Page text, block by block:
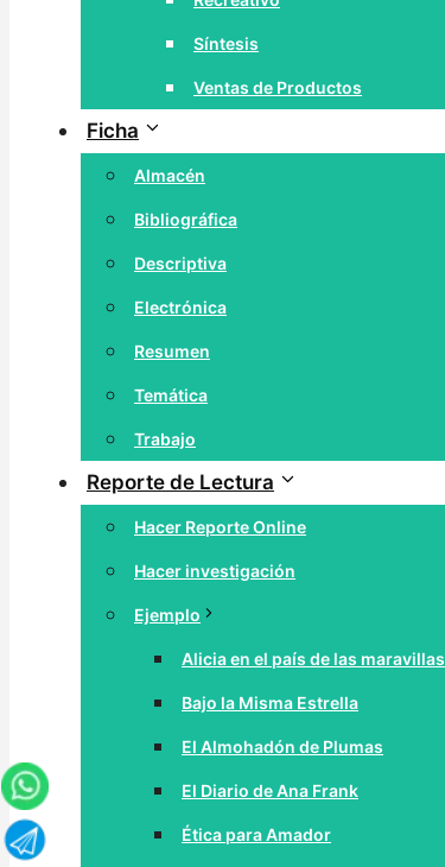
Síntesis
Ventas de Productos
Ficha
Almacén
Bibliográfica
Descriptiva
Electrónica
Resumen
Temática
Trabajo
Reporte de Lectura
Hacer Reporte Online
Hacer investigación
Ejemplo
Alicia en el país de las maravillas
Bajo la Misma Estrella
El Almohadón de Plumas
El Diario de Ana Frank
Ética para Amador